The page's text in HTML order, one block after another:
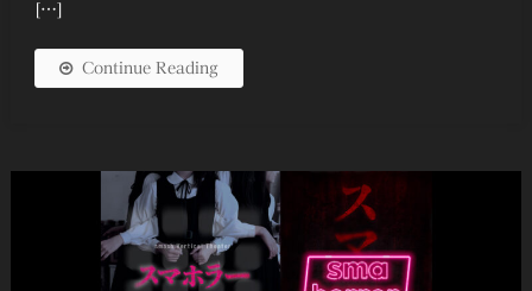
[…]
Continue Reading